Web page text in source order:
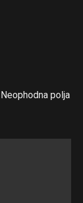
Neophodna polja